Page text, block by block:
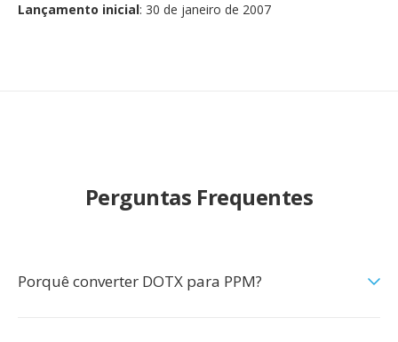
Lançamento inicial: 30 de janeiro de 2007
Perguntas Frequentes
Porquê converter DOTX para PPM?